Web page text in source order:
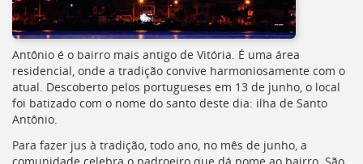
Antônio é o bairro mais antigo de Vitória. É uma área
residencial, onde a tradição convive harmoniosamente com o
atual. Descoberto pelos portugueses em 13 de junho, o local
foi batizado com o nome do santo deste dia: ilha de Santo
Antônio.
Para fazer jus à tradição, todo ano, no mês de junho, a
comunidade celebra o padroeiro que dá nome ao bairro. São